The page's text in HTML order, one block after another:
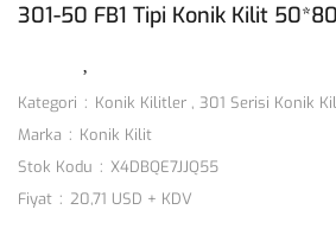
301-50 FB1 Tipi Konik Kilit 50*80
Kategori Konik Kilitler , 301 Serisi Konik
Marka
Konik Kilit
Stok Kodu
X4DBQE7JJQ55
Fiyat
20,71 USD + KDV